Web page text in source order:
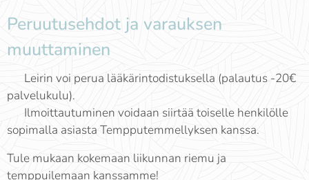
Peruutusehdot ja varauksen
muuttaminen
✔ Leirin voi perua lääkärintodistuksella (palautus -20€
palvelukulu).
✔ Ilmoittautuminen voidaan siirtää toiselle henkilölle
sopimalla asiasta Tempputemmellyksen kanssa.
Tule mukaan kokemaan liikunnan riemu ja
temppuilemaan kanssamme!